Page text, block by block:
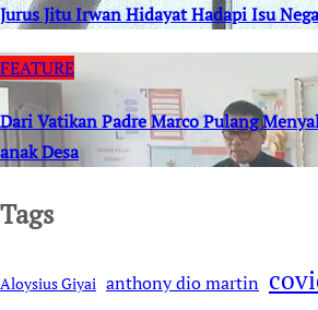
Jurus Jitu Irwan Hidayat Hadapi Isu
FEATURE
Dari Vatikan Padre Marco Pulang
anak Desa
Tags
Aloysius Giyai anthony dio martin